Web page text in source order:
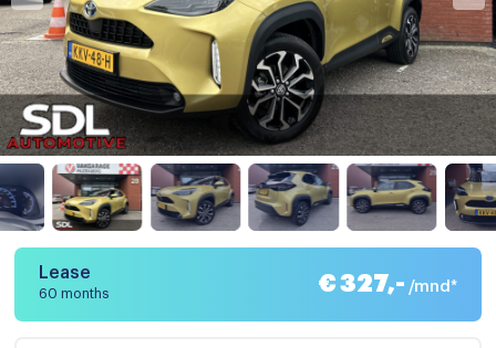
Lease
60 months € 327,- /mnd*